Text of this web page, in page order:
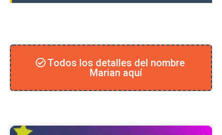
Todos los detalles del nombre
Marian aquí